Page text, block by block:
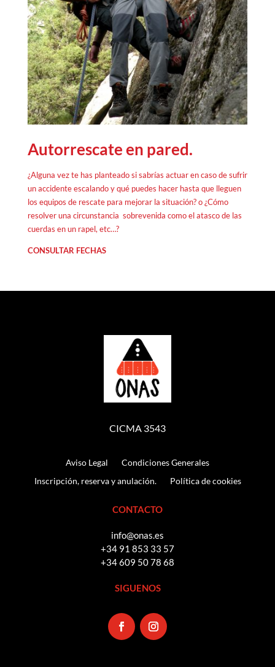
Autorrescate en pared.
¿Alguna vez te has planteado si sabrías actuar en caso de sufrir
un accidente escalando y qué puedes hacer hasta que lleguen
los equipos de rescate para mejorar la situación? o ¿Cómo
resolver una circunstancia sobrevenida como el atasco de las
cuerdas en un rapel, etc…?
CONSULTAR FECHAS
CICMA 3543
Aviso Legal
Condiciones Generales
Inscripción, reserva y anulación.
Política de cookies
CONTACTO
info@onas.es
+34 91 853 33 57
+34 609 50 78 68
SIGUENOS